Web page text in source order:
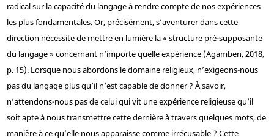
radical sur la capacité du langage à rendre compte de nos expériences
les plus fondamentales. Or, précisément, s’aventurer dans cette
direction nécessite de mettre en lumière la « structure pré-supposante
du langage » concernant n’importe quelle expérience (Agamben, 2018,
p. 15). Lorsque nous abordons le domaine religieux, n’exigeons-nous
pas du langage plus qu’il n’est capable de donner ? À savoir,
n’attendons-nous pas de celui qui vit une expérience religieuse qu’il
soit apte à nous transmettre cette dernière à travers quelques mots, de
manière à ce qu’elle nous apparaisse comme irrécusable ? Cette